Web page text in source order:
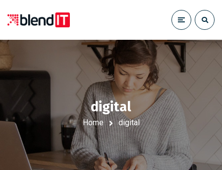
digital
Home digital